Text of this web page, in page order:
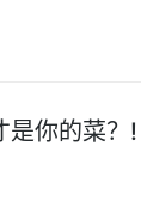
是你的菜？!